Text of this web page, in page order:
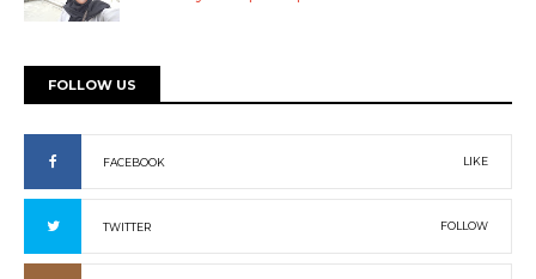
FOLLOW US
FACEBOOK LIKE
TWITTER FOLLOW